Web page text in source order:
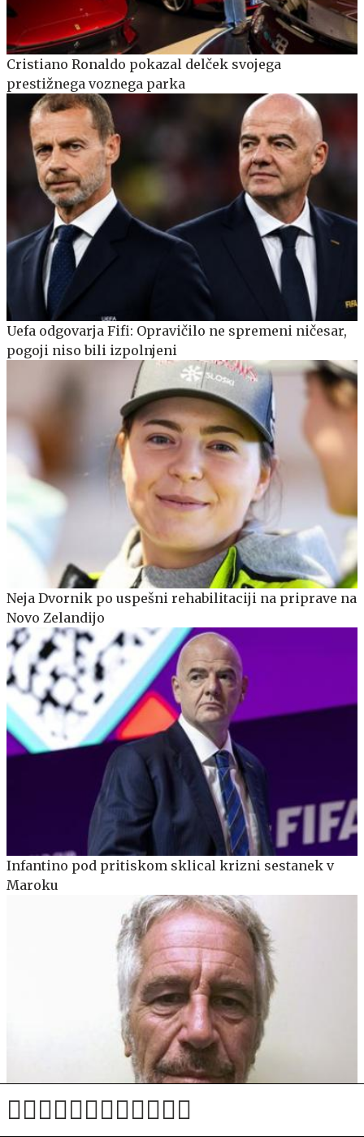
Cristiano Ronaldo pokazal delček svojega
prestižnega voznega parka
Uefa odgovarja Fifi: Opravičilo ne spremeni ničesar,
pogoji niso bili izpolnjeni
Neja Dvornik po uspešni rehabilitaciji na priprave na
Novo Zelandijo
Infantino pod pritiskom sklical krizni sestanek v
Maroku
Nova Mehika toži Trumpovo vlado zaradi oviranja